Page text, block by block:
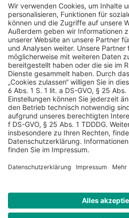
AGB Datenschutz
Sicherheitshinweis
Netto-Preise zzgl. gesetzlich gültiger